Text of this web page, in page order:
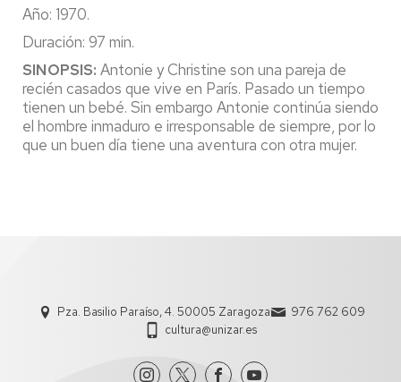
Año: 1970.
Duración: 97 min.
SINOPSIS: Antonie y Christine son una pareja de
recién casados que vive en París. Pasado un tiempo
tienen un bebé. Sin embargo Antonie continúa siendo
el hombre inmaduro e irresponsable de siempre, por lo
que un buen día tiene una aventura con otra mujer.
Pza. Basilio Paraíso, 4. 50005 Zaragoza
976 762 609
cultura@unizar.es